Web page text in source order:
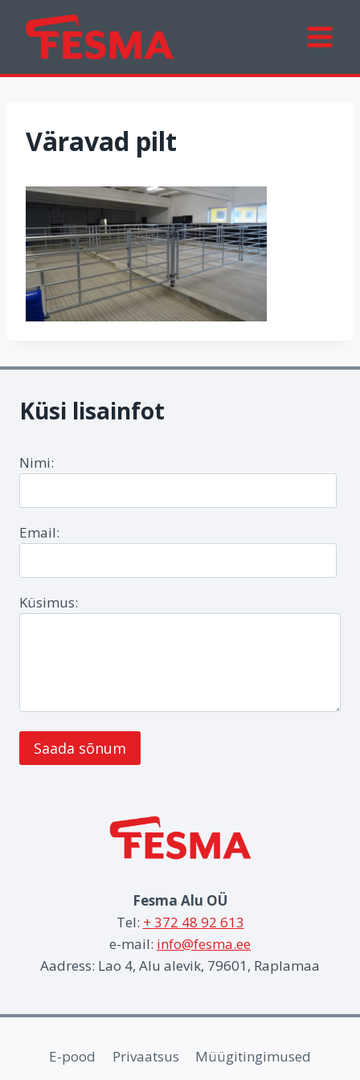
Väravad pilt
Küsi lisainfot
Nimi:
Email:
Küsimus:
Fesma Alu OÜ
Tel: + 372 48 92 613
e-mail: info@fesma.ee
Aadress: Lao 4, Alu alevik, 79601, Raplamaa
E-pood Privaatsus
Müügitingimused